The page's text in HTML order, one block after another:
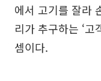
에서 고기를 잘라
리가 추구하는 ‘고
셈이다.